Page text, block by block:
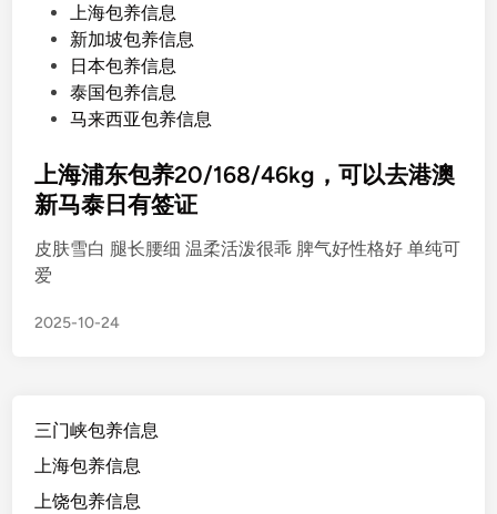
n
上海包养信息
新加坡包养信息
日本包养信息
泰国包养信息
马来西亚包养信息
上海浦东包养20/168/46kg，可以去港澳
新马泰日有签证
皮肤雪白 腿长腰细 温柔活泼很乖 脾气好性格好 单纯可
爱
2025-10-24
三门峡包养信息
上海包养信息
上饶包养信息